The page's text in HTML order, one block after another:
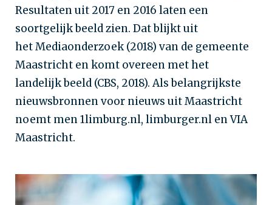
Resultaten uit 2017 en 2016 laten een
soortgelijk beeld zien. Dat blijkt uit
het Mediaonderzoek (2018) van de gemeente
Maastricht en komt overeen met het
landelijk beeld (CBS, 2018). Als belangrijkste
nieuwsbronnen voor nieuws uit Maastricht
noemt men 1limburg.nl, limburger.nl en VIA
Maastricht.